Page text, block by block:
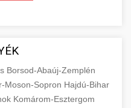
Borsod-Abaúj-Zemplén
Moson-Sopron Hajdú-Bihar
Komárom-Esztergom